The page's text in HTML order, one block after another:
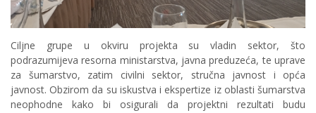
Ciljne grupe u okviru projekta su vladin sektor, što
podrazumijeva resorna ministarstva, javna preduzeća, te uprave
za šumarstvo, zatim civilni sektor, stručna javnost i opća
javnost. Obzirom da su iskustva i ekspertize iz oblasti šumarstva
neophodne kako bi osigurali da projektni rezultati budu